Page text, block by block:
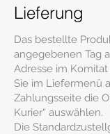
Lieferung
Das bestellte
angegebenen Tag
Adresse im
Sie im Liefermenü
Zahlungsseite die
Kurier“ auswählen.
Die